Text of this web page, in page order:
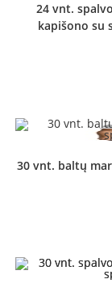
24 vnt.
kapišono su
30 vnt. baltų